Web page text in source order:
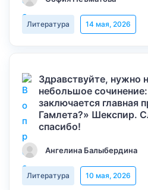
Литература 14 мая, 2026
Здравствуйте, нужно
небольшое
заключается главная
Гамлета?» Шекспир.
спасибо!
Ангелина Балыбердина
Литература 10 мая, 2026